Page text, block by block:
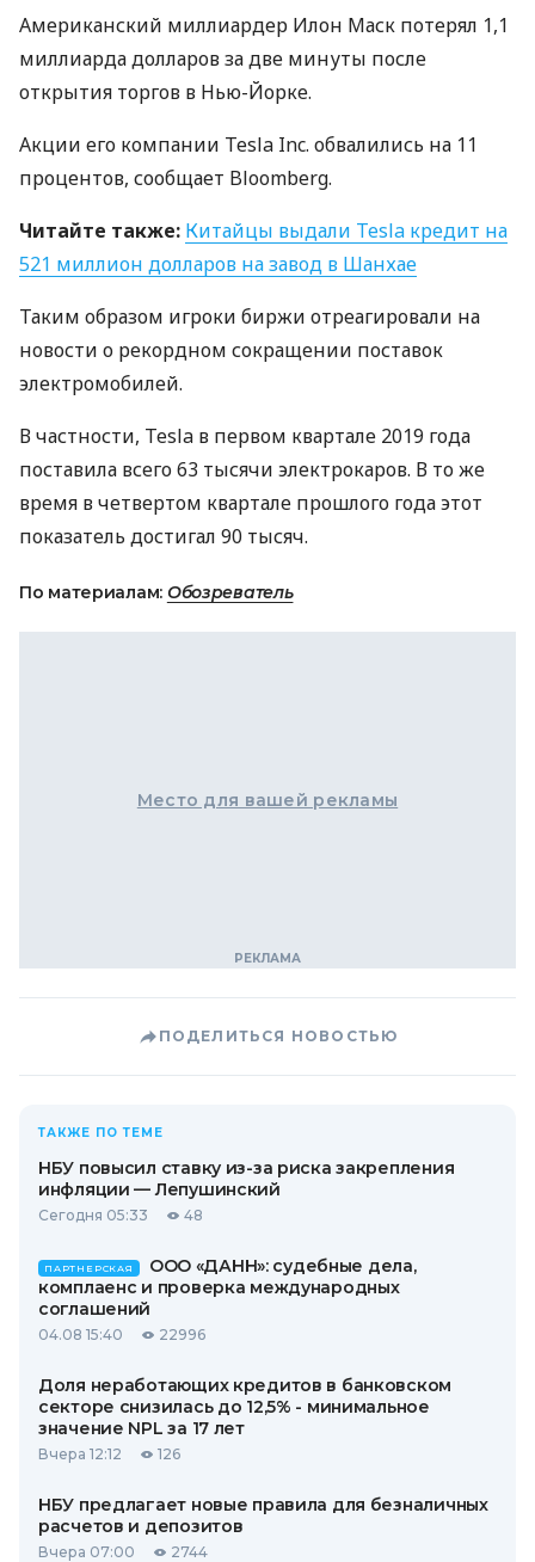
Американский миллиардер Илон Маск потерял 1,1
миллиарда долларов за две минуты после
открытия торгов в Нью-Йорке.
Акции его компании Tesla Inc. обвалились на 11
процентов, сообщает Bloomberg.
Читайте также: Китайцы выдали Tesla кредит на
521 миллион долларов на завод в Шанхае
Таким образом игроки биржи отреагировали на
новости о рекордном сокращении поставок
электромобилей.
В частности, Tesla в первом квартале 2019 года
поставила всего 63 тысячи электрокаров. В то же
время в четвертом квартале прошлого года этот
показатель достигал 90 тысяч.
По материалам: Обозреватель
Место для вашей рекламы
ПОДЕЛИТЬСЯ НОВОСТЬЮ
ТАКЖЕ ПО ТЕМЕ
НБУ повысил ставку из-за риска закрепления
инфляции — Лепушинский
Сегодня 05:33 48
ПАРТНЕРСКАЯ
ООО «ДАНН»: судебные дела,
комплаенс и проверка международных
соглашений
04.08 15:40 22996
Доля неработающих кредитов в банковском
секторе снизилась до 12,5% - минимальное
значение NPL за 17 лет
Вчера 12:12 126
НБУ предлагает новые правила для безналичных
расчетов и депозитов
Вчера 07:00 2744